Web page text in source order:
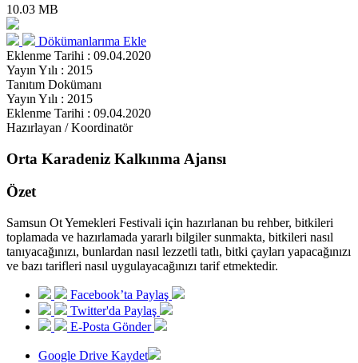
10.03 MB
Dökümanlarıma Ekle
Eklenme Tarihi : 09.04.2020
Yayın Yılı : 2015
Tanıtım Dokümanı
Yayın Yılı : 2015
Eklenme Tarihi : 09.04.2020
Hazırlayan / Koordinatör
Orta Karadeniz Kalkınma Ajansı
Özet
Samsun Ot Yemekleri Festivali için hazırlanan bu rehber, bitkileri
toplamada ve hazırlamada yararlı bilgiler sunmakta, bitkileri nasıl
tanıyacağınızı, bunlardan nasıl lezzetli tatlı, bitki çayları yapacağınızı
ve bazı tarifleri nasıl uygulayacağınızı tarif etmektedir.
Facebook’ta Paylaş
Twitter'da Paylaş
E-Posta Gönder
Google Drive Kaydet